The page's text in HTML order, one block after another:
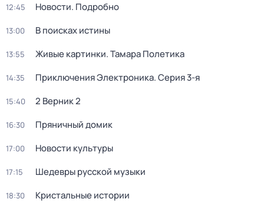
12:45 Новости. Подробно
13:00 В поисках истины
13:55 Живые картинки. Тамара Полетика
14:35 Приключения Электроника. Серия 3-я
15:40 2 Верник 2
16:30 Пряничный домик
17:00 Новости культуры
17:15 Шедевры русской музыки
18:30 Кристальные истории